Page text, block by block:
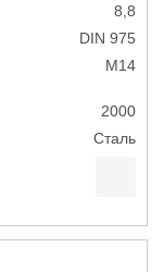
8,8
DIN 975
М14
2000
Сталь